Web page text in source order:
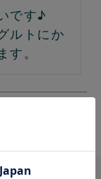
です♪
ルトにか
す。